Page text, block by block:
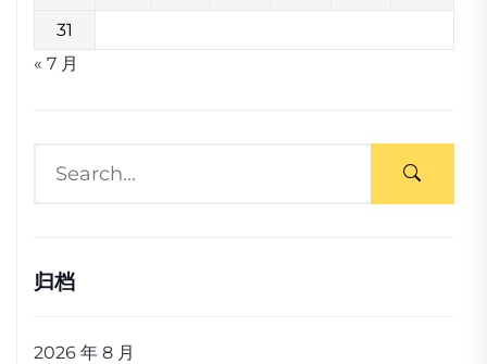
31
« 7 月
归档
2026 年 8 月